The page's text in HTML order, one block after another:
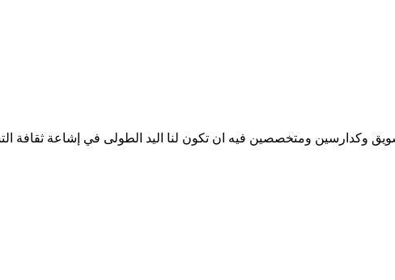
وكدارسين ومتخصصين فيه ان تكون لنا اليد الطولى في إشاعة ثقافة